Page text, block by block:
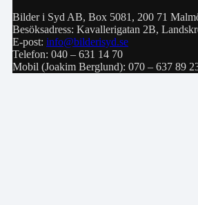
Bilder i Syd AB, Box 5081, 200 71
Besöksadress: Kavallerigatan 2B,
E-post: info@bilderisyd.se
Telefon: 040 – 631 14 70
Mobil (Joakim Berglund): 070 – 637 89